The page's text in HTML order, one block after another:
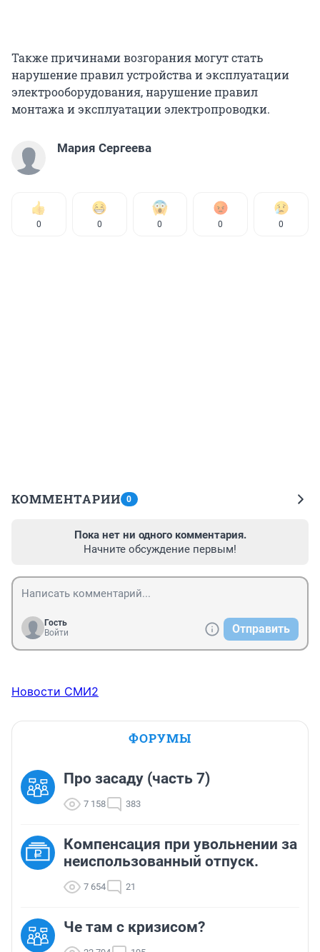
Также причинами возгорания могут стать
нарушение правил устройства и эксплуатации
электрооборудования, нарушение правил
монтажа и эксплуатации электропроводки.
Мария Сергеева
0 0 0 0 0
КОММЕНТАРИИ 0
Пока нет ни одного комментария.
Начните обсуждение первым!
Гость
Войти
Отправить
Новости СМИ2
ФОРУМЫ
Про засаду (часть 7)
7 158 383
Компенсация при увольнении за
неиспользованный отпуск.
7 654 21
Че там с кризисом?